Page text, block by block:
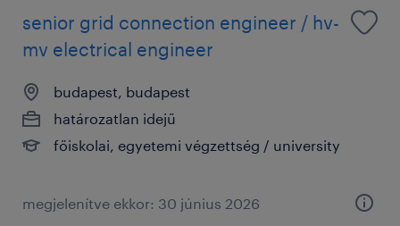
senior grid connection engineer / hv-
mv electrical engineer
budapest, budapest
határozatlan idejű
főiskolai, egyetemi végzettség / university
megjelenítve ekkor: 30 június 2026